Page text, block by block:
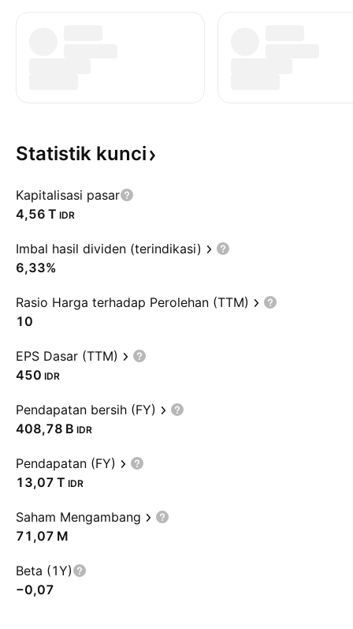
Statistik kunci
Kapitalisasi pasar
‪4,56 T‬ IDR
Imbal hasil dividen (terindikasi)
6,33%
Rasio Harga terhadap Perolehan (TTM)
10
EPS Dasar (TTM)
450 IDR
Pendapatan bersih (FY)
‪408,78 B‬ IDR
Pendapatan (FY)
‪13,07 T‬ IDR
Saham Mengambang
‪71,07 M‬
Beta (1Y)
−0,07